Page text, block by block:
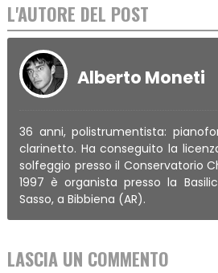
L'AUTORE DEL POST
Alberto Moneti
36 anni, polistrumentista:
clarinetto. Ha conseguito la
solfeggio presso il Conservatorio
1997 è organista presso la
Sasso, a Bibbiena (AR).
LASCIA UN COMMENTO